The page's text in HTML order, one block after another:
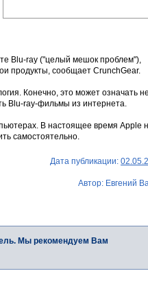
Blu-ray ("целый мешок проблем"),
продукты, сообщает CrunchGear.
Конечно, это может означать не
Blu-ray-фильмы из интернета.
В настоящее время Apple
самостоятельно.
Дата публикации:
Автор: Евгений
Мы рекомендуем Вам